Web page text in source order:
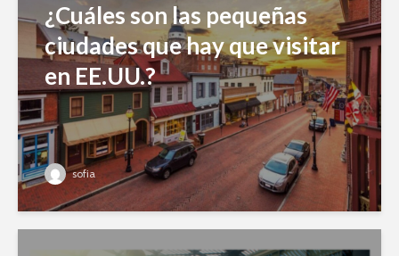
¿Cuáles son las pequeñas
ciudades que hay que visitar
en EE.UU.?
sofia